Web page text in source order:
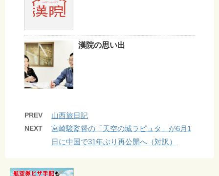
漢院の思い出
PREV 山西旅日記
NEXT
宮崎駿監督の「天空の城ラピュタ」が6月1
日に中国で31年ぶり再公開へ（対訳）